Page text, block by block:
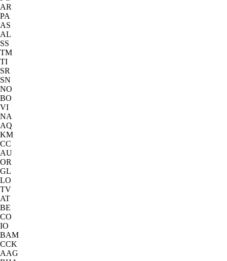
AR
PA
AS
AL
SS
TM
TI
SR
SN
NO
BO
VI
NA
AQ
KM
CC
AU
OR
GL
LO
TV
AT
BE
CO
IO
BAM
CCK
AAG